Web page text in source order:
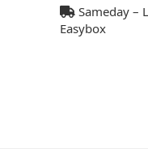
Sameday –
Easybox